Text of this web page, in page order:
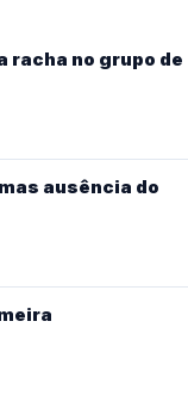
racha no grupo de
ausência do